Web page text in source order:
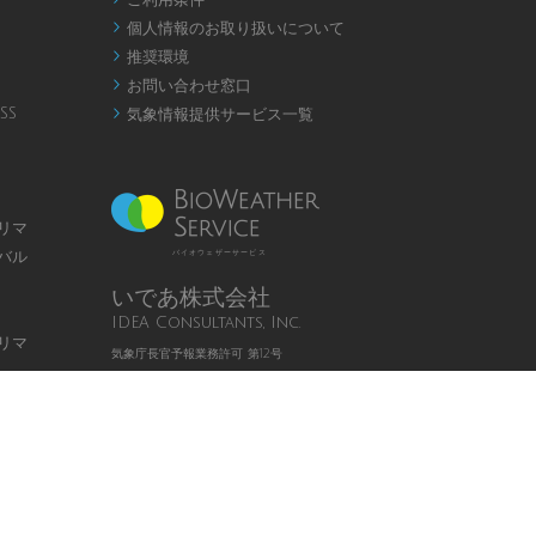
マ
ル
マ
 個人情報のお取り扱いについて
 推奨環境
 お問い合わせ窓口
 気象情報提供サービス一覧
バイオウェザーサービス
いであ株式会社
IDEA Consultants, Inc.
気象庁長官予報業務許可 第12号